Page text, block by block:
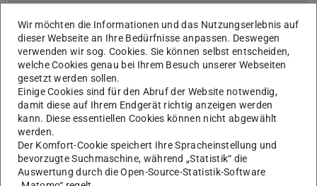
Nutzung der Favoriten-Funktion in der
vDesk-Umgebung
Nutzung des Kontakformulars und des
FAQ-Bereichs
Nutzung unserer Wissendatenbank
Wir möchten die Informationen und das Nutzungserlebnis auf
dieser Webseite an Ihre Bedürfnisse anpassen. Deswegen
verwenden wir sog. Cookies. Sie können selbst entscheiden,
welche Cookies genau bei Ihrem Besuch unserer Webseiten
gesetzt werden sollen.
Einige Cookies sind für den Abruf der Website notwendig,
damit diese auf Ihrem Endgerät richtig anzeigen werden
kann. Diese essentiellen Cookies können nicht abgewählt
werden.
Der Komfort-Cookie speichert Ihre Spracheinstellung und
bevorzugte Suchmaschine, während „Statistik“ die
Auswertung durch die Open-Source-Statistik-Software